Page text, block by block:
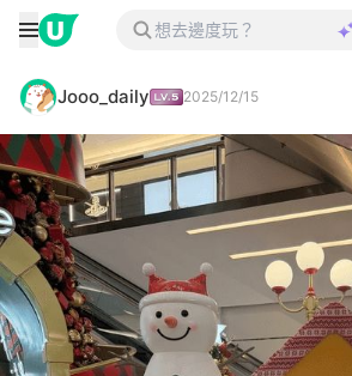
Jooo_daily 2025/12/15